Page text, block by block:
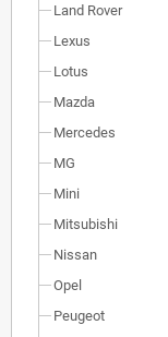
Land Rover
Lexus
Lotus
Mazda
Mercedes
MG
Mini
Mitsubishi
Nissan
Opel
Peugeot